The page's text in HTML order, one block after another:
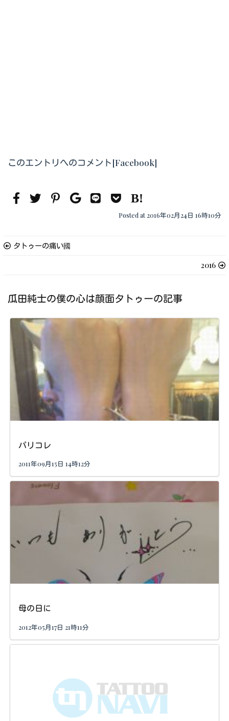
このエントリへのコメント[Facebook]
Posted at 2016年02月24日 16時10分
タトゥーの痛い國
2016
瓜田純士の僕の心は顔面タトゥーの記事
パリコレ
2011年09月15日 14時12分
母の日に
2012年05月17日 21時11分